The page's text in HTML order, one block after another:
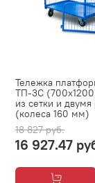
Тележка
ТП-3С
из сетки и двумя
(колеса 160 мм)
18 827 руб.
16 927.47